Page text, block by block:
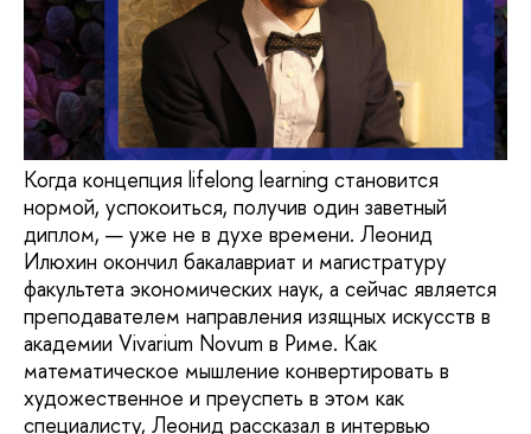
Когда концепция lifelong learning становится
нормой, успокоиться, получив один заветный
диплом, — уже не в духе времени. Леонид
Илюхин окончил бакалавриат и магистратуру
факультета экономических наук, а сейчас является
преподавателем направления изящных искусств в
академии Vivarium Novum в Риме. Как
математическое мышление конвертировать в
художественное и преуспеть в этом как
специалисту, Леонид рассказал в интервью